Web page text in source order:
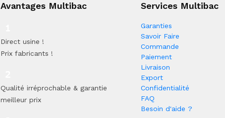
Avantages Multibac
Direct usine !
Prix fabricants !
Qualité irréprochable & garantie
meilleur prix
Services Multibac
Garanties
Savoir Faire
Commande
Paiement
Livraison
Export
Confidentialité
FAQ
Besoin d'aide ?